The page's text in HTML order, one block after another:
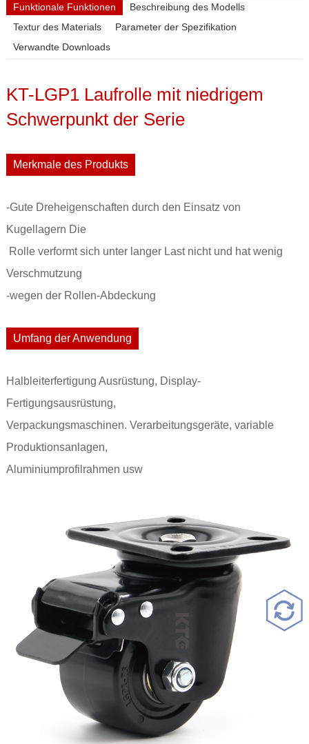
Funktionale Funktionen
Beschreibung des Modells
Textur des Materials
Parameter der Spezifikation
Verwandte Downloads
KT-LGP1 Laufrolle mit niedrigem
Schwerpunkt der Serie
Merkmale des Produkts
-Gute Dreheigenschaften durch den Einsatz von
Kugellagern Die
Rolle verformt sich unter langer Last nicht und hat wenig
Verschmutzung
-wegen der Rollen-Abdeckung
Umfang der Anwendung
Halbleiterfertigung Ausrüstung, Display-
Fertigungsausrüstung,
Verpackungsmaschinen. Verarbeitungsgeräte, variable
Produktionsanlagen,
Aluminiumprofilrahmen usw